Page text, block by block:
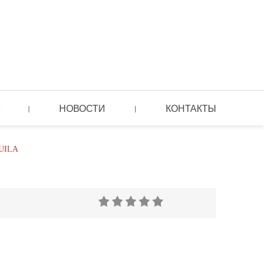
| НОВОСТИ | КОНТАКТЫ